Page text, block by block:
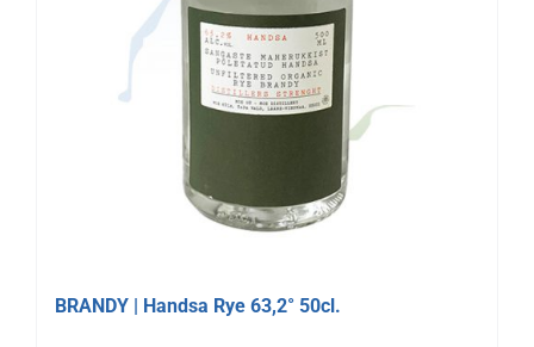
BRANDY | Handsa Rye 63,2° 50cl.